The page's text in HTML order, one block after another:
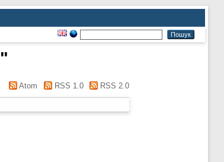
"
Atom RSS 1.0 RSS 2.0